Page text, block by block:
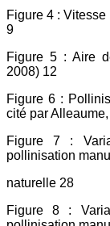
Figure 4 :
9
Figure 5 : Aire
2008) 12
Figure 6 :
cité par
Figure 7 :
pollinisation
naturelle 28
Figure 8 :